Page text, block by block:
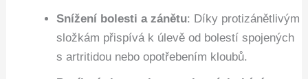
Snížení bolesti a zánětu: Díky protizánětlivým
složkám přispívá k úlevě od bolestí spojených
s artritidou nebo opotřebením kloubů.